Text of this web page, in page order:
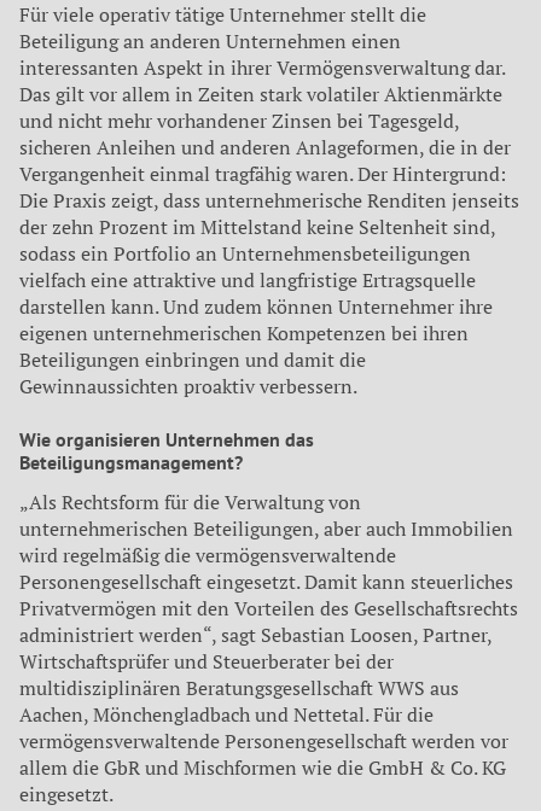
Für viele operativ tätige Unternehmer stellt die
Beteiligung an anderen Unternehmen einen
interessanten Aspekt in ihrer Vermögensverwaltung dar.
Das gilt vor allem in Zeiten stark volatiler Aktienmärkte
und nicht mehr vorhandener Zinsen bei Tagesgeld,
sicheren Anleihen und anderen Anlageformen, die in der
Vergangenheit einmal tragfähig waren. Der Hintergrund:
Die Praxis zeigt, dass unternehmerische Renditen jenseits
der zehn Prozent im Mittelstand keine Seltenheit sind,
sodass ein Portfolio an Unternehmensbeteiligungen
vielfach eine attraktive und langfristige Ertragsquelle
darstellen kann. Und zudem können Unternehmer ihre
eigenen unternehmerischen Kompetenzen bei ihren
Beteiligungen einbringen und damit die
Gewinnaussichten proaktiv verbessern.
Wie organisieren Unternehmen das
Beteiligungsmanagement?
„Als Rechtsform für die Verwaltung von
unternehmerischen Beteiligungen, aber auch Immobilien
wird regelmäßig die vermögensverwaltende
Personengesellschaft eingesetzt. Damit kann steuerliches
Privatvermögen mit den Vorteilen des Gesellschaftsrechts
administriert werden“, sagt Sebastian Loosen, Partner,
Wirtschaftsprüfer und Steuerberater bei der
multidisziplinären Beratungsgesellschaft WWS aus
Aachen, Mönchengladbach und Nettetal. Für die
vermögensverwaltende Personengesellschaft werden vor
allem die GbR und Mischformen wie die GmbH & Co. KG
eingesetzt.